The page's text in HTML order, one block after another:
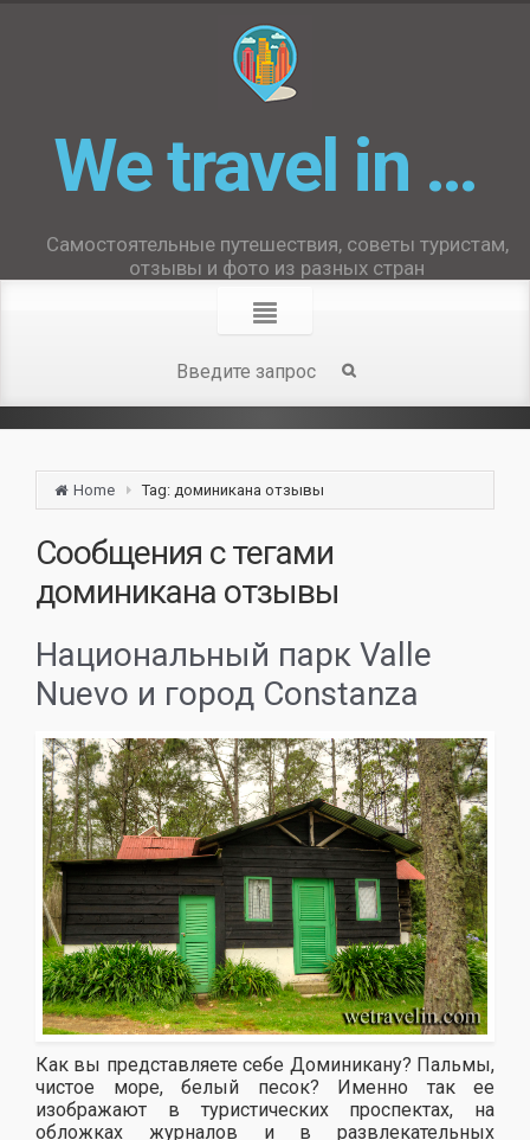
We travel in …
Самостоятельные путешествия, советы туристам,
отзывы и фото из разных стран
Home Tag: доминикана отзывы
Сообщения с тегами
доминикана отзывы
Национальный парк Valle
Nuevo и город Constanza
Как вы представляете себе Доминикану? Пальмы,
чистое море, белый песок? Именно так ее
изображают в туристических проспектах, на
обложках журналов и в развлекательных